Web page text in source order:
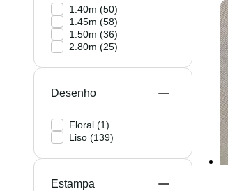
1.40m (50)
1.45m (58)
1.50m (36)
2.80m (25)
Desenho
Floral (1)
Liso (139)
Estampa